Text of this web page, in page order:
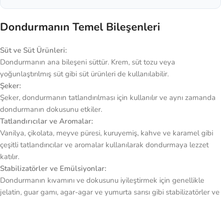
Dondurmanın Temel Bileşenleri
Süt ve Süt Ürünleri:
Dondurmanın ana bileşeni süttür. Krem, süt tozu veya
yoğunlaştırılmış süt gibi süt ürünleri de kullanılabilir.
Şeker:
Şeker, dondurmanın tatlandırılması için kullanılır ve aynı zamanda
dondurmanın dokusunu etkiler.
Tatlandırıcılar ve Aromalar:
Vanilya, çikolata, meyve püresi, kuruyemiş, kahve ve karamel gibi
çeşitli tatlandırıcılar ve aromalar kullanılarak dondurmaya lezzet
katılır.
Stabilizatörler ve Emülsiyonlar:
Dondurmanın kıvamını ve dokusunu iyileştirmek için genellikle
jelatin, guar gamı, agar-agar ve yumurta sarısı gibi stabilizatörler ve